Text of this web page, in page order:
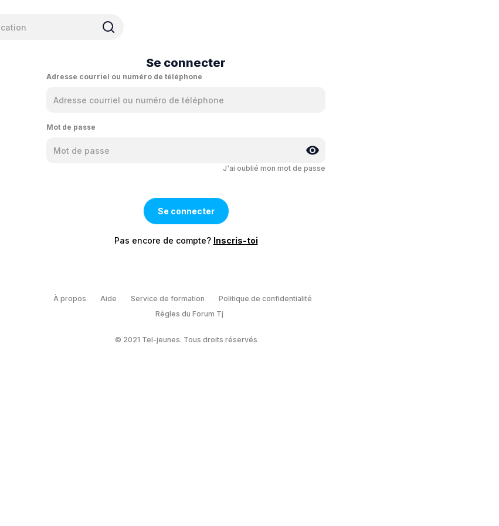
Se connecter
Adresse courriel ou numéro de téléphone
Mot de passe
J'ai oublié mon mot de passe
Pas encore de compte? Inscris-toi
À propos Aide Service de formation
Politique de confidentialité
Règles du Forum Tj
© 2021 Tel-jeunes. Tous droits réservés